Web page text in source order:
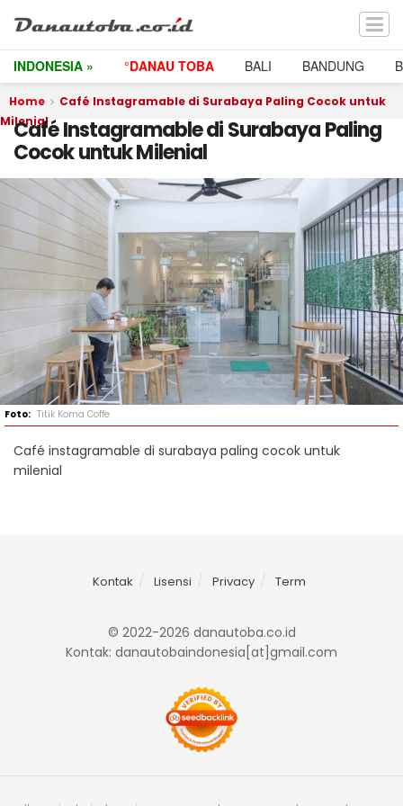
INDONESIA » °DANAU TOBA BALI BANDUNG
Home
Café Instagramable di Surabaya Paling Cocok untuk
Milenial
Café Instagramable di Surabaya Paling
Cocok untuk Milenial
Titik Koma Coffe
Café instagramable di surabaya paling cocok untuk
milenial
Kontak Lisensi Privacy Term
© 2022-2026 danautoba.co.id
Kontak: danautobaindonesia[at]gmail.com